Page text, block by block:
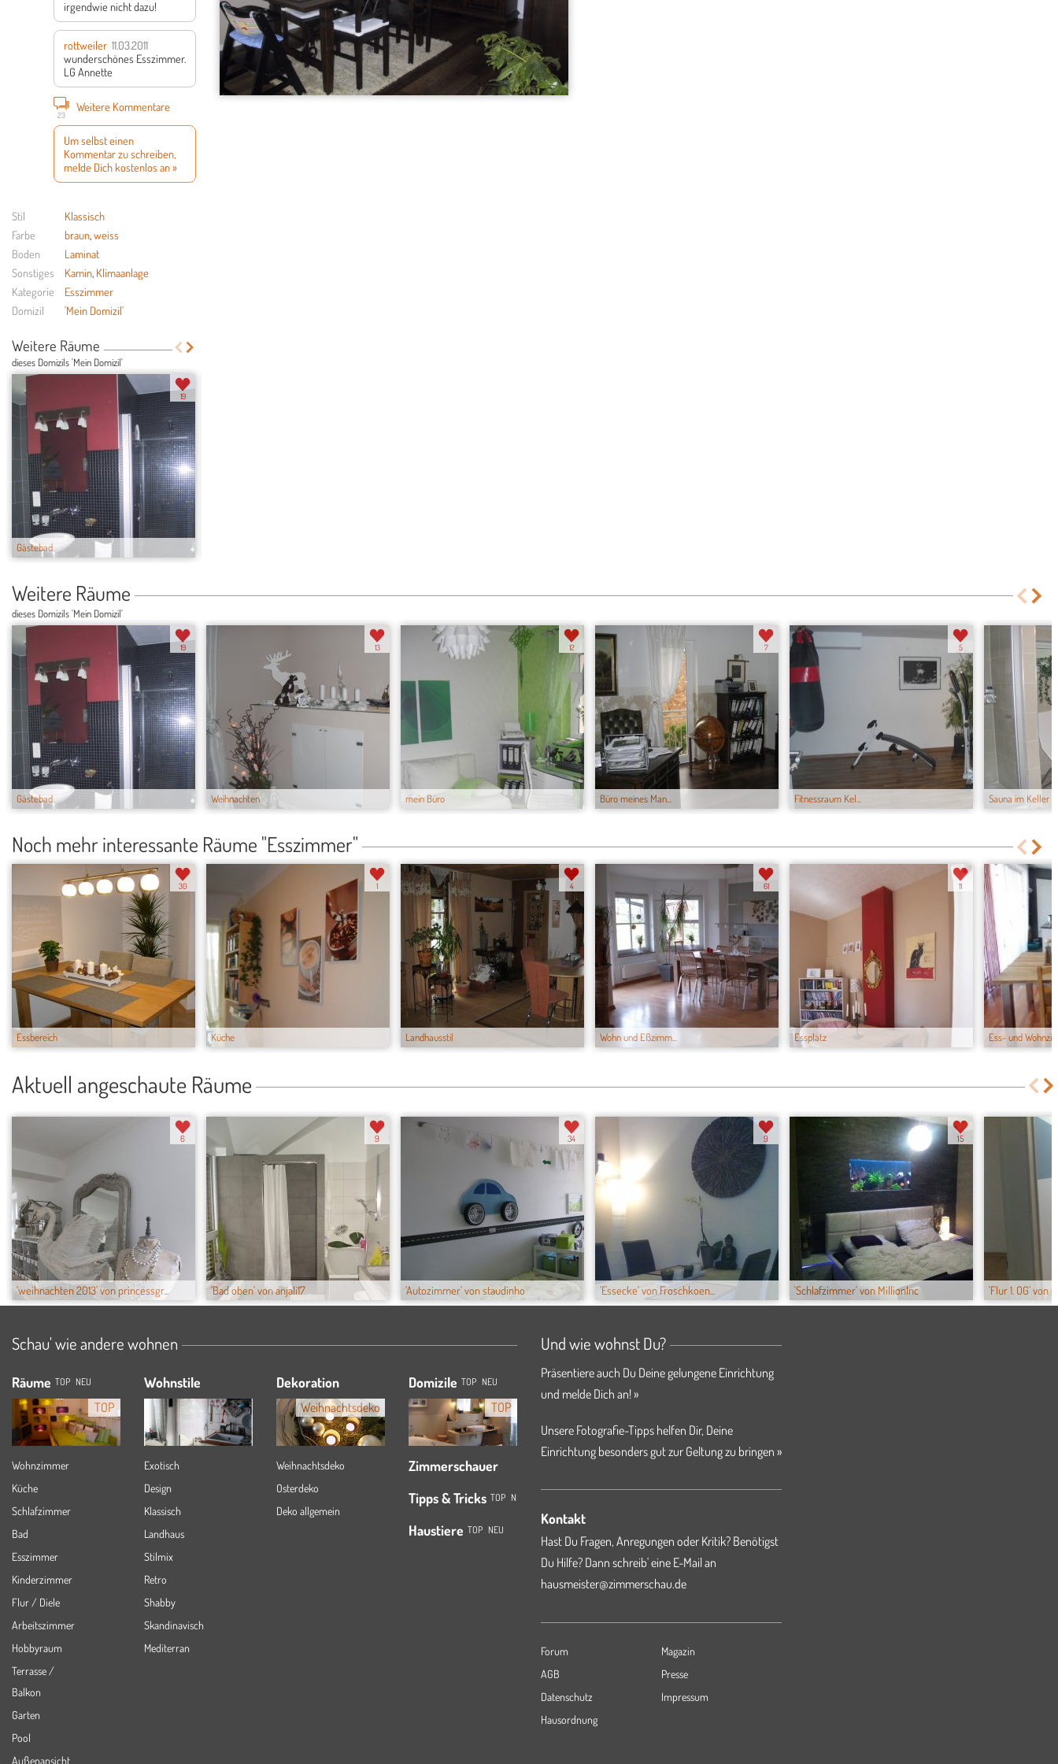
irgendwie nicht dazu!
rottweiler 11.03.2011
wunderschönes Esszimmer.
LG Annette
23
Weitere Kommentare
Um selbst einen
Kommentar zu schreiben,
melde Dich kostenlos an »
Stil
Klassisch
Farbe
braun,weiss
Boden
Laminat
Sonstiges
Kamin, Klimaanlage
Kategorie
Esszimmer
Domizil
'Mein Domizil'
Weitere Räume
dieses Domizils 'Mein Domizil'
Gästebad
19
Weitere Räume
dieses Domizils 'Mein Domizil'
Gästebad
19
Weihnachten
13
mein Büro
12
Büro meines Man...
7
Fitnessraum Kel...
5
Sauna im Keller
Noch mehr interessante Räume "Esszimmer"
Essbereich
30
Küche
1
Landhausstil
4
Wohn und Eßzimm...
61
Essplatz
11
Ess- und Wohnzi...
Aktuell angeschaute Räume
'weihnachten 2013' von princessgr...
6
'Bad oben' von anjali17
9
'Autozimmer' von staudinho
34
'Essecke' von Froschkoen...
9
'Schlafzimmer' von MillionInc
15
'Flur 1. OG' von
Schau' wie andere wohnen
Räume TOP NEU
TOP
Wohnzimmer
Küche
Schlafzimmer
Bad
Esszimmer
Kinderzimmer
Flur / Diele
Arbeitszimmer
Hobbyraum
Terrasse /
Balkon
Garten
Pool
Außenansicht
Wohnstile
Exotisch
Design
Klassisch
Landhaus
Stilmix
Retro
Shabby
Skandinavisch
Mediterran
Dekoration
Weihnachtsdeko
Weihnachtsdeko
Osterdeko
Deko allgemein
Domizile TOP NEU
TOP
Zimmerschauer
Tipps & Tricks TOP NEU
Haustiere TOP NEU
Und wie wohnst Du?
Präsentiere auch Du Deine gelungene Einrichtung
und melde Dich an! »
Unsere Fotografie-Tipps helfen Dir, Deine
Einrichtung besonders gut zur Geltung zu bringen »
Kontakt
Hast Du Fragen, Anregungen oder Kritik? Benötigst
Du Hilfe? Dann schreib' eine E-Mail an
hausmeister@zimmerschau.de
Forum
Magazin
AGB
Presse
Datenschutz
Impressum
Hausordnung